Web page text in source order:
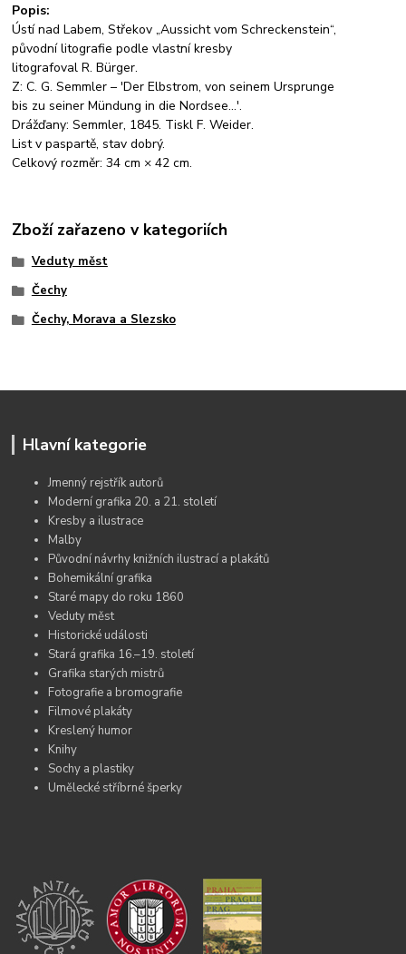
Popis:
Ústí nad Labem, Střekov „Aussicht vom Schreckenstein“,
původní litografie podle vlastní kresby
litografoval R. Bürger.
Z: C. G. Semmler – 'Der Elbstrom, von seinem Ursprunge
bis zu seiner Mündung in die Nordsee...'.
Drážďany: Semmler, 1845. Tiskl F. Weider.
List v paspartě, stav dobrý.
Celkový rozměr: 34 cm × 42 cm.
Zboží zařazeno v kategoriích
Veduty měst
Čechy
Čechy, Morava a Slezsko
Hlavní kategorie
Jmenný rejstřík autorů
Moderní grafika 20. a 21. století
Kresby a ilustrace
Malby
Původní návrhy knižních ilustrací a plakátů
Bohemikální grafika
Staré mapy do roku 1860
Veduty měst
Historické události
Stará grafika 16.–19. století
Grafika starých mistrů
Fotografie a bromografie
Filmové plakáty
Kreslený humor
Knihy
Sochy a plastiky
Umělecké stříbrné šperky